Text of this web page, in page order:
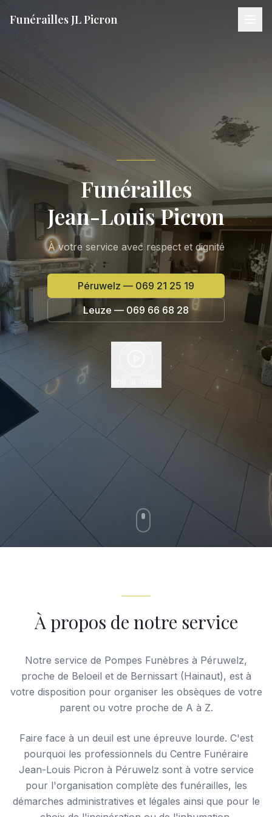
Funérailles JL Picron
Funérailles
Jean-Louis Picron
À votre service avec respect et dignité
Péruwelz — 069 21 25 19
Leuze — 069 66 68 28
À propos de notre service
Notre service de Pompes Funèbres à Péruwelz,
proche de Beloeil et de Bernissart (Hainaut), est à
votre disposition pour organiser les obsèques de votre
parent ou votre proche de A à Z.
Faire face à un deuil est une épreuve lourde. C'est
pourquoi les professionnels du Centre Funéraire
Jean-Louis Picron à Péruwelz sont à votre service
pour l'organisation complète des funérailles, les
démarches administratives et légales ainsi que pour le